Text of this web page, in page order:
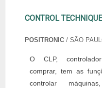
CONTROL
POSITRONIC / SÃO
O CLP,
comprar, tem as
controlar